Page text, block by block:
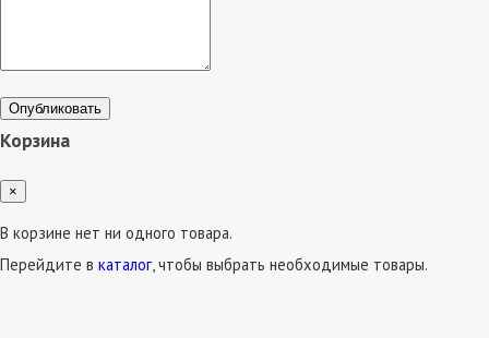
Опубликовать
Корзина
×
В корзине нет ни одного товара.
Перейдите в каталог, чтобы выбрать необходимые товары.